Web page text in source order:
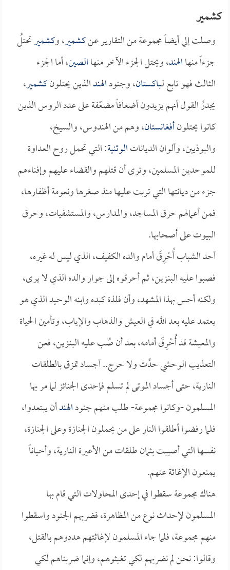
كشمير
وصلت إلي أيضاً مجموعة من التقارير عنكشمير، وكشميرتحتلُ
جزءاً منهاالهند، ويحتل الجزء الآخر منهاالصين، أما الجزء
الثالث فهو تابع لـباكستان، وجنودالهندالذين يحتلونكشمير،
يجدرُ القول أنهم يزيدون أضعافاً مضعّفة على عدد الروس الذين
كانوا يحتلونأفغانستان، وهم من الهندوس، والسيخ،
والبوذيين، وألوان الدياناتالوثنية: التي تحمل روح العداوة
للموحدين المسلمين، وترى أن قتلهم والقضاء عليهم وإفناءهم
جزء من ديانتها التي تربت عليها منذ صغرها ونعومة أظفارها،
فمن أعمالهم حرق المساجد، والمدارس، والمستشفيات، وحرق
البيوت على أصحابها.
أحد الشباب أُحْرِقَ أمام والده الكفيف، الذي ليس له غيره،
فصبوا عليه البنـزين، ثم أحرقوه إلى جوار والده الذي لا يرى،
ولكنه أحس بهذا المشهد، وأن فلذة كبده وابنه الوحيد الذي هو
يعتمد عليه بعد الله في العيش والذهاب والإياب، وتأمين الحياة
والمعيشة قد أُحْرِقَ أمامه، بعد أن صُب عليه البنـزين، فعن
التعذيب الوحشي حدِّث ولا حرج.. أجساد تمزق بالطلقات
النارية، حتى أجساد الموتى لم تسلم فإحدى الجنائز لما مر بها
المسلمون -وكانوا مجموعة- طلب منهم جنودالهندأن يبتعدوا،
فلما رفضوا أطلقوا النار على من يحملون الجنازة وعلى الجنازة،
نفسها التي أصيبت بثمان طلقات من الأعيرة النارية، وأحياناً
يمنعون الإغاثة عنهم.
هناك مجموعة سقطوا في إحدى المحاولات التي قام بها
المسلمون لإحداث نوع من المظاهرة، فضربهم الجنود واسقطوا
منهم مجموعة، فلما جاء المسلمون لإغاثتهم هددوهم بالقتل،
وقالوا: نحن لم نضربهم لكي تغيثوهم، وإنما ضربناهم لكي